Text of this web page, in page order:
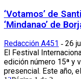
‘Votamos’ de
‘Mindanao’ de
Redacción A451 - 26
El Festival
edición número 15ª y
presencial. Este año,